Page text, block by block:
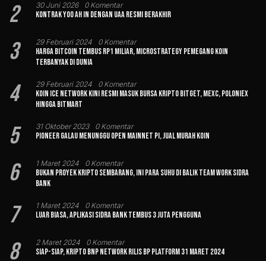
2 30 Juni 2026 0 Komentar
Kontrak Yoo Ah In dengan UAA Resmi Berakhir
3 29 Februari 2024 0 Komentar
Harga Bitcoin Tembus Rp1 Miliar, MicroStrategy Pemegang Koin
Terbanyak di Dunia
4 29 Februari 2024 0 Komentar
Koin Ice Network Kini Resmi Masuk Bursa Kripto Bitget, MEXC, Poloniex
hingga BitMart
5 31 Oktober 2023 0 Komentar
Pioneer Galau Menunggu Open Mainnet Pi, Jual Murah Koin
6 1 Maret 2024 0 Komentar
Bukan Proyek Kripto Sembarang, Ini Para Suhu di Balik Team Work Sidra
Bank
7 1 Maret 2024 0 Komentar
Luar Biasa, Aplikasi Sidra Bank Tembus 3 Juta Pengguna
8 2 Maret 2024 0 Komentar
Siap-siap, Kripto BNP Network Rilis BP Platform 31 Maret 2024